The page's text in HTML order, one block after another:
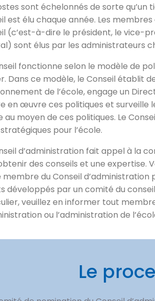
sont échelonnés de sorte qu’un
est élu chaque année. Les
(c’est-à-dire le président, le vice-
sont élus par les administrateurs
fonctionne selon le modèle de
Dans ce modèle, le Conseil établit
de l’école, engage un
en œuvre ces politiques et surveille
au moyen de ces politiques. Le
pour l’école.
d’administration fait appel à la
des conseils et une expertise.
membre du Conseil
développés par un comité du
veuillez en informer tout
ou l’administration de
Le